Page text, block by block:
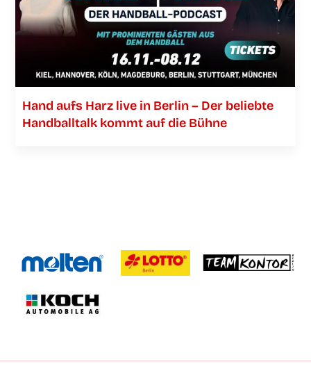
Hand aufs Harz live in Ber­lin – Der belieb­te
Hand­ball­talk kommt auf die Bühne